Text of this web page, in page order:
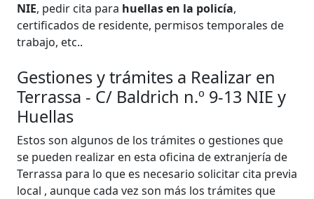
NIE, pedir cita para huellas en la policía,
certificados de residente, permisos temporales de
trabajo, etc..
Gestiones y trámites a Realizar en
Terrassa - C/ Baldrich n.º 9-13 NIE y
Huellas
Estos son algunos de los trámites o gestiones que
se pueden realizar en esta oficina de extranjería de
Terrassa para lo que es necesario solicitar cita previa
local , aunque cada vez son más los trámites que